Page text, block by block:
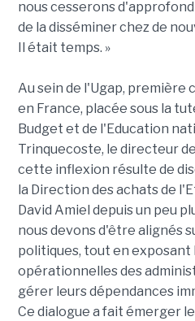
nous cesserons
de la disséminer chez de
Il était temps. »
Au sein de l'Ugap, première
en France, placée sous la
Budget et de l'Education
Trinquecoste, le directeur
cette inflexion résulte de
la Direction des achats de
David Amiel depuis un peu
nous devons d'être alignés
politiques, tout en
opérationnelles des
gérer leurs dépendances
Ce dialogue a fait émerger